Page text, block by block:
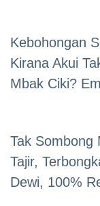
Kebohongan
Kirana Akui
Mbak Ciki?
Tak Sombong
Tajir,
Dewi, 100%